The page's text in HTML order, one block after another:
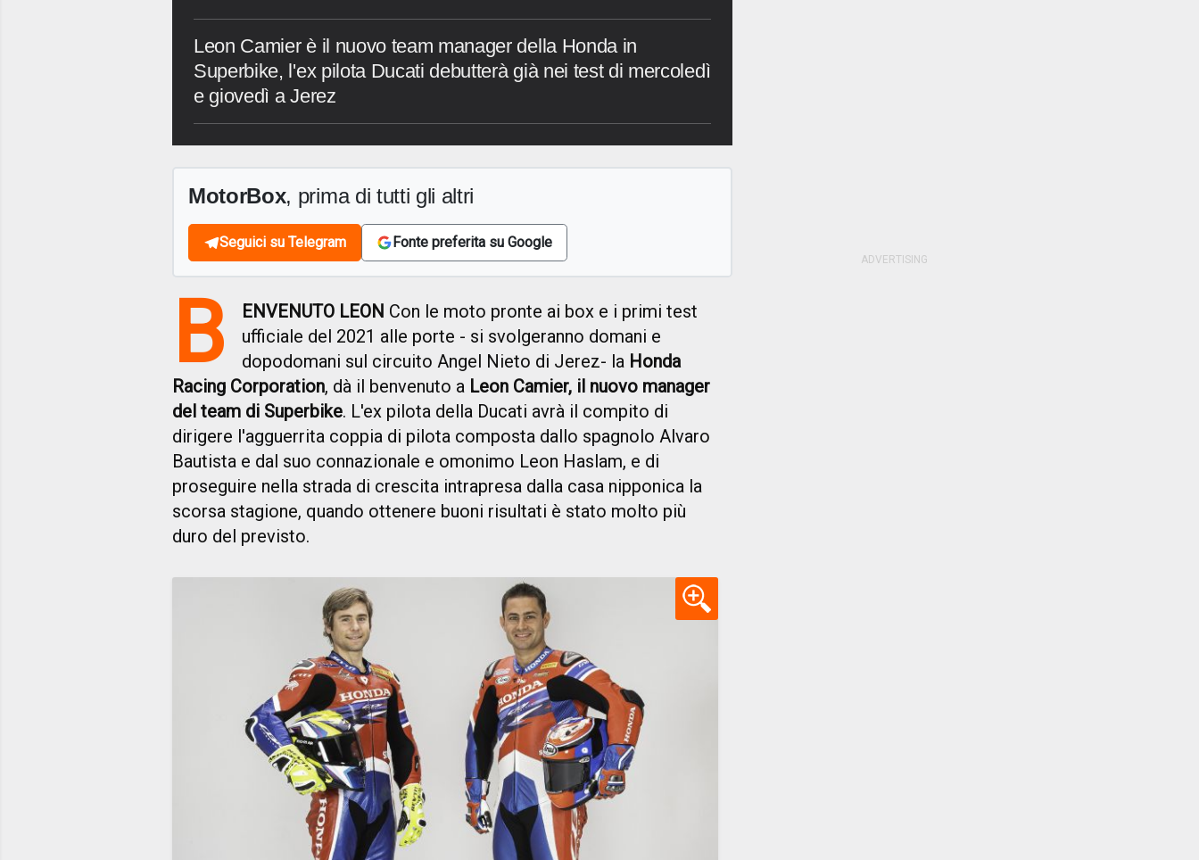
Leon Camier è il nuovo team manager della Honda in
Superbike, l'ex pilota Ducati debutterà già nei test di mercoledì
e giovedì a Jerez
MotorBox, prima di tutti gli altri
Seguici su Telegram Fonte preferita su Google
B ENVENUTO LEON Con le moto pronte ai box e i primi test
ufficiale del 2021 alle porte - si svolgeranno domani e
dopodomani sul circuito Angel Nieto di Jerez- la Honda
Racing Corporation, dà il benvenuto a Leon Camier, il nuovo manager
del team di Superbike. L'ex pilota della Ducati avrà il compito di
dirigere l'agguerrita coppia di pilota composta dallo spagnolo Alvaro
Bautista e dal suo connazionale e omonimo Leon Haslam, e di
proseguire nella strada di crescita intrapresa dalla casa nipponica la
scorsa stagione, quando ottenere buoni risultati è stato molto più
duro del previsto.